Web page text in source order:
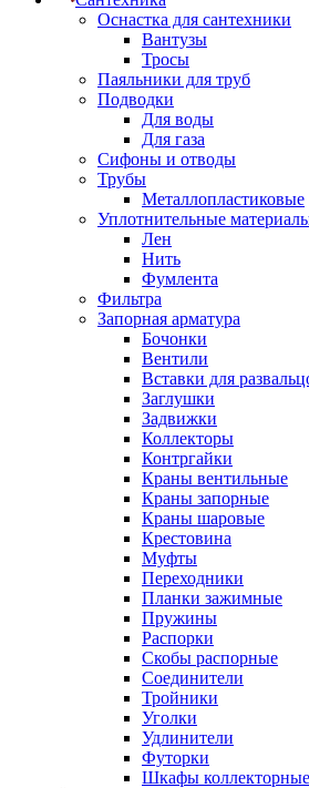
Оснастка для сантехники
Вантузы
Тросы
Паяльники для труб
Подводки
Для воды
Для газа
Сифоны и отводы
Трубы
Металлопластиковые
Уплотнительные
Лен
Нить
Фумлента
Фильтра
Запорная арматура
Бочонки
Вентили
Вставки для
Заглушки
Задвижки
Коллекторы
Контргайки
Краны вентильные
Краны запорные
Краны шаровые
Крестовина
Муфты
Переходники
Планки зажимные
Пружины
Распорки
Скобы распорные
Соединители
Тройники
Уголки
Удлинители
Футорки
Шкафы коллекторные